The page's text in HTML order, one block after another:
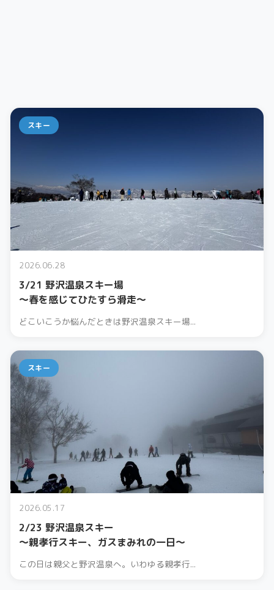
スキー
2026.06.28
3/21 野沢温泉スキー場
〜春を感じてひたすら滑走〜
どこいこうか悩んだときは野沢温泉スキー場...
スキー
2026.05.17
2/23 野沢温泉スキー
〜親孝行スキー、ガスまみれの一日〜
この日は親父と野沢温泉へ。いわゆる親孝行...